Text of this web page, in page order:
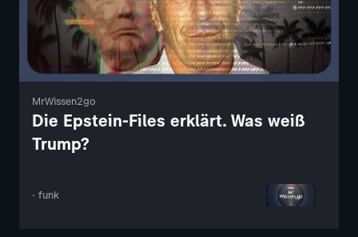
MrWissen2go
Die Epstein-Files erklärt. Was weiß
Trump?
· funk